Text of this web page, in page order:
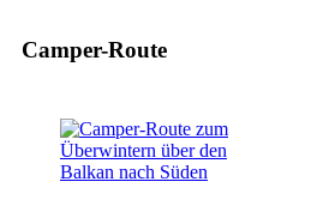
Camper-Route